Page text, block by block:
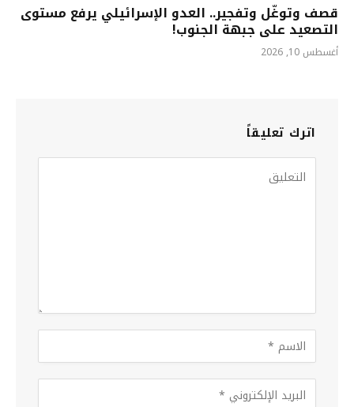
قصف وتوغّل وتفجير.. العدو الإسرائيلي يرفع مستوى
التصعيد على جبهة الجنوب!
أغسطس 10, 2026
اترك تعليقاً